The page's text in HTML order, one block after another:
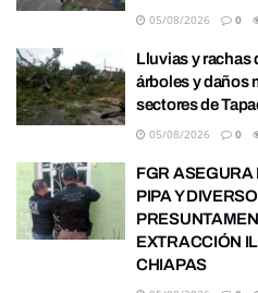
05/08/2026 0
Lluvias y rachas
árboles y daños
sectores de
05/08/2026 0
FGR ASEGURA
PIPA Y
EXTRACCIÓN
CHIAPAS